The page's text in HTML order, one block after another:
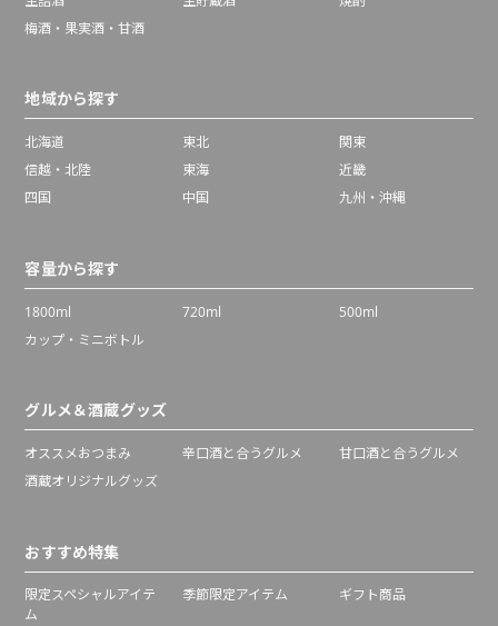
梅酒・果実酒・甘酒
地域から探す
北海道 東北
関東
信越・北陸
東海
近畿
四国
中国 九州・沖縄
容量から探す
1800ml 720ml
500ml
カップ・ミニボトル
グルメ＆酒蔵グッズ
オススメおつまみ 辛口酒と合うグルメ
甘口酒と合うグルメ
酒蔵オリジナルグッズ
おすすめ特集
限定スペシャルアイテ
ム
季節限定アイテム ギフト商品